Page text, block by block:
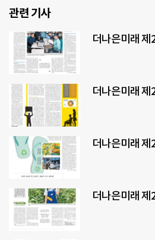
관련 기사
더나은미래 제
더나은미래 제
더나은미래 제
더나은미래 제